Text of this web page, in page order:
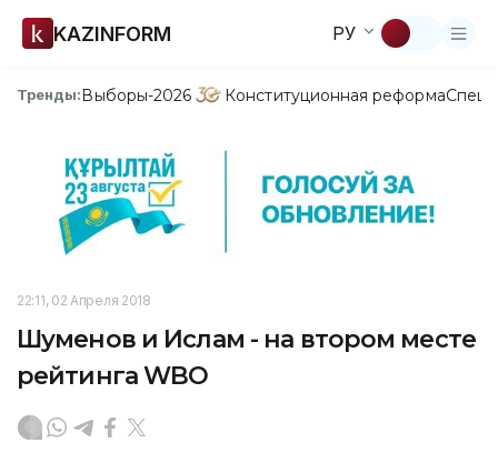
KAZINFORM РУ
Тренды:Выборы-2026 Конституционная реформа
22:11, 02 Апреля 2018
Шуменов и Ислам - на втором месте
рейтинга WBO